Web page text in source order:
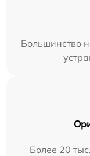
Большинство
Более 20